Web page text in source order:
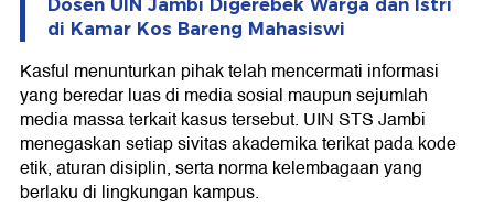
Dosen UIN Jambi Digerebek Warga dan Istri
di Kamar Kos Bareng Mahasiswi
Kasful menunturkan pihak telah mencermati informasi
yang beredar luas di media sosial maupun sejumlah
media massa terkait kasus tersebut. UIN STS Jambi
menegaskan setiap sivitas akademika terikat pada kode
etik, aturan disiplin, serta norma kelembagaan yang
berlaku di lingkungan kampus.